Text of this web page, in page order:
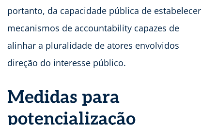
portanto, da capacidade pública de estabelecer
mecanismos de accountability capazes de
alinhar a pluralidade de atores envolvidos
direção do interesse público.
Medidas para
potencialização